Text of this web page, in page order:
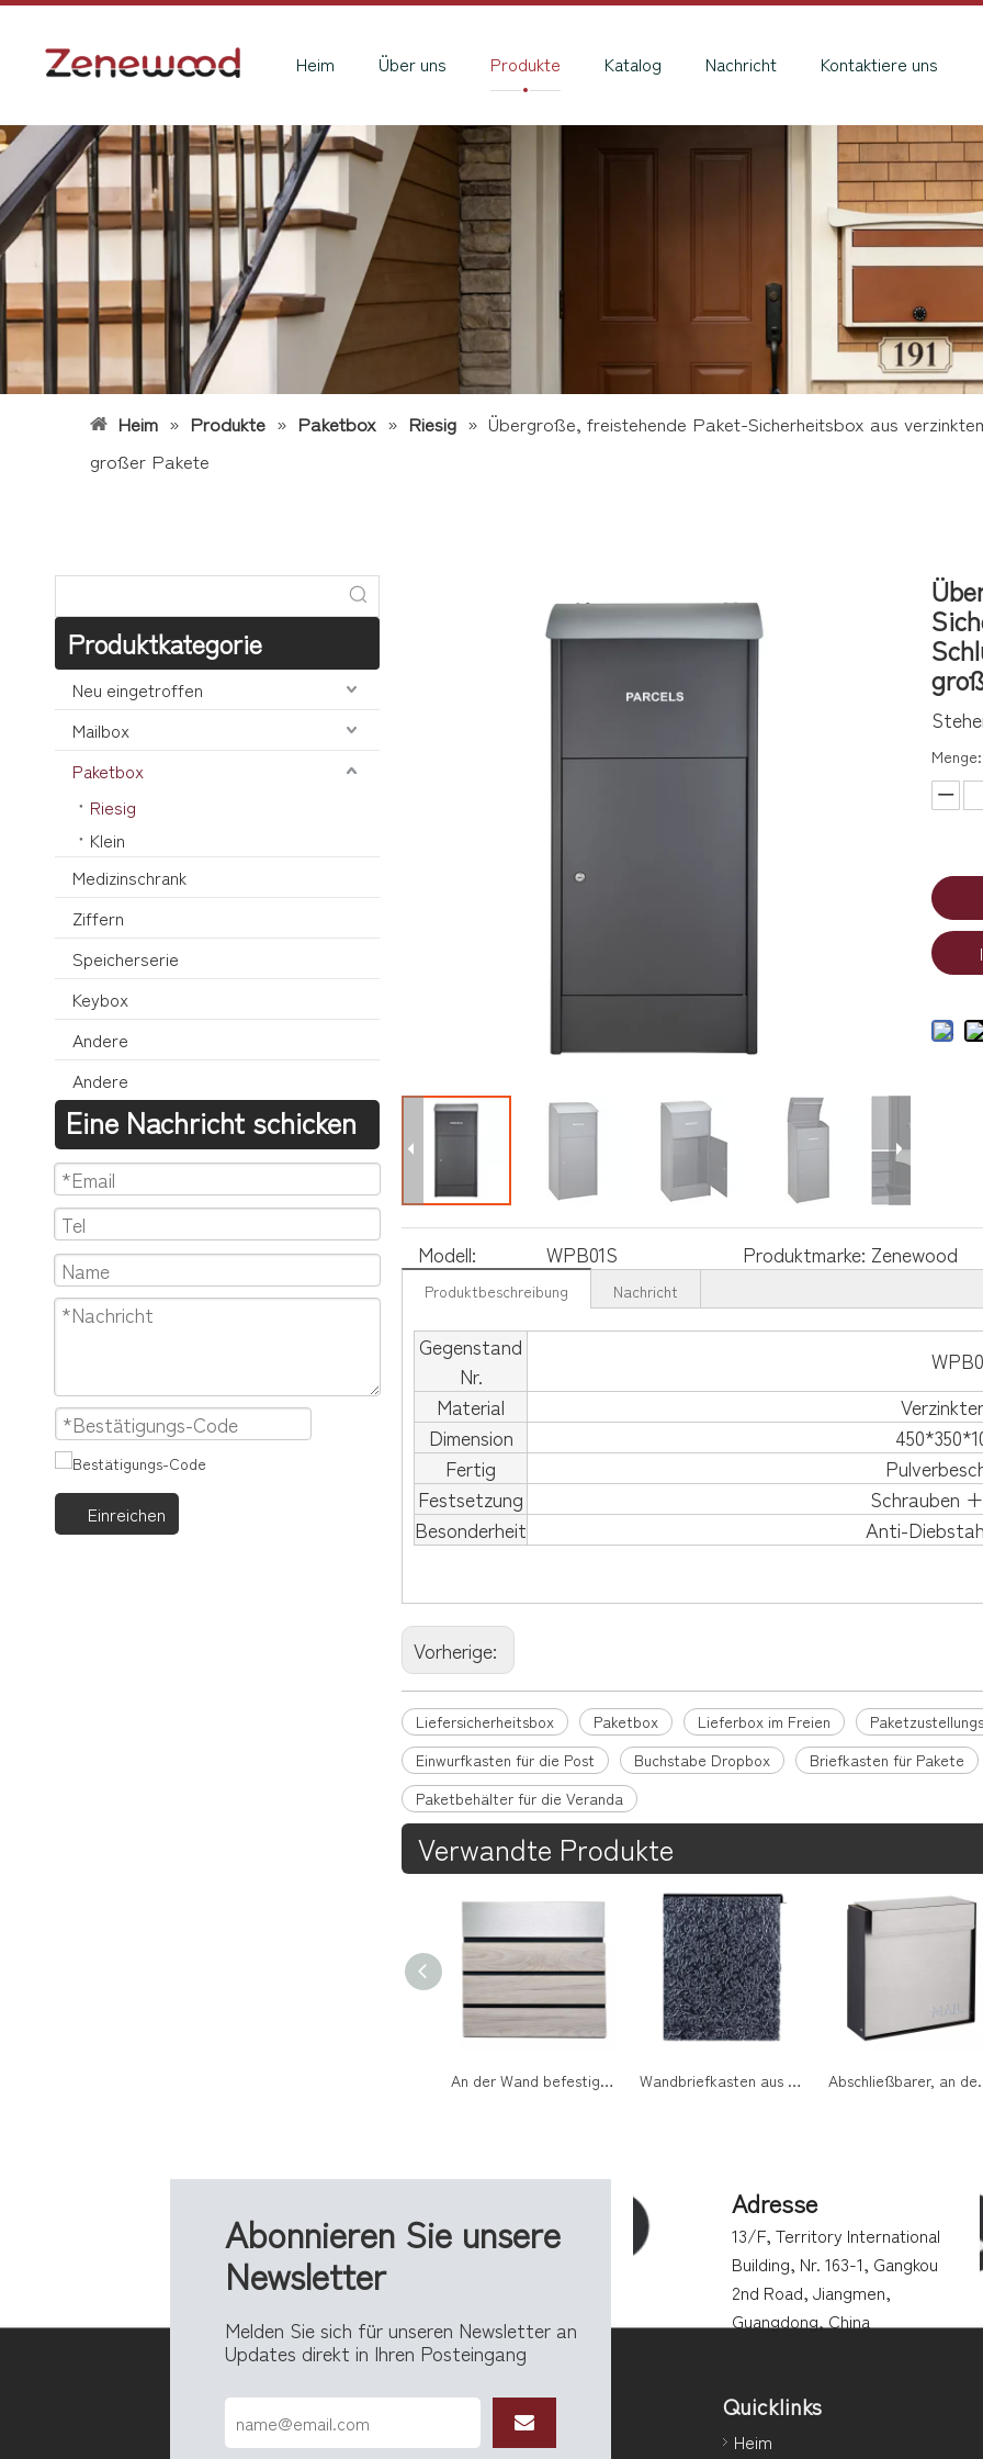
Heim Über uns Produkte Katalog Nachricht Kontaktiere uns
Heim » Produkte » Paketbox » Riesig » Übergroße, freistehende Paket-Sicherheitsbox aus
großer Pakete
Produktkategorie
Neu eingetroffen
Mailbox
Paketbox
Riesig
Klein
Medizinschrank
Ziffern
Speicherserie
Keybox
Andere
Andere
Eine Nachricht schicken
Einreichen
Menge:
Modell: WPB01S Produktmarke: Zenewood
Produktbeschreibung Nachricht
Gegenstand
Nr.
Material
Dimension
Fertig
Festsetzung
Schrauben
Besonderheit
Anti-
Vorherige:
Liefersicherheitsbox Paketbox Lieferbox im Freien
Einwurfkasten für die Post
Buchstabe Dropbox Briefkasten für Pakete
Paketbehälter für die Veranda
Verwandte Produkte
An der Wand befestigter Briefkasten aus verzinktem Stahl mit Holzpaneeltür und Schloss für die Attraktivität von Wohngebäuden Wandbriefkasten aus verzinktem Stahl mit Acryltür und Schlüsselschloss für moderne Hauseingangsbereiche Abschließbarer, an der Wand
Abonnieren Sie unsere
Newsletter
Melden Sie sich für unseren Newsletter an
Updates direkt in Ihren Posteingang
Adresse
13/F, Territory International
Building, Nr. 163-1, Gangkou
2nd Road, Jiangmen,
Guangdong, China
Quicklinks
Heim